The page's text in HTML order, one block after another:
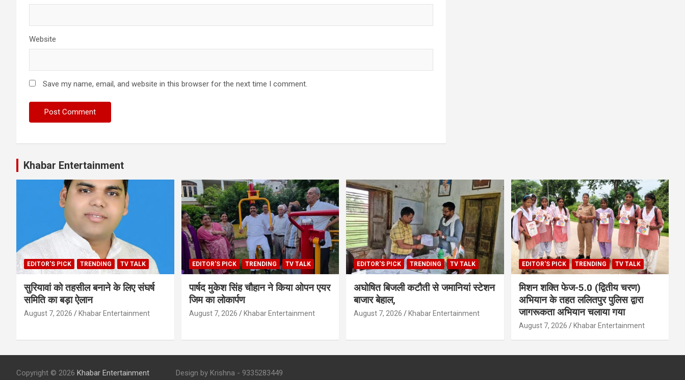
Website
Save my name, email, and website in this browser for the next time I comment.
Khabar Entertainment
EDITOR'S PICK TRENDING TV TALK
सुरियावां को तहसील बनाने के लिए संघर्ष
समिति का बड़ा ऐलान
August 7, 2026 Khabar Entertainment
EDITOR'S PICK TRENDING TV TALK
पार्षद मुकेश सिंह चौहान ने किया ओपन एयर
जिम का लोकार्पण
August 7, 2026 Khabar Entertainment
EDITOR'S PICK TRENDING TV TALK
अघोषित बिजली कटौती से जमानियां स्टेशन
बाजार बेहाल,
August 7, 2026 Khabar Entertainment
EDITOR'S PICK TRENDING TV TALK
मिशन शक्ति फेज-5.0 (द्वितीय चरण)
अभियान के तहत ललितपुर पुलिस द्वारा
जागरूकता अभियान चलाया गया
August 7, 2026 Khabar Entertainment
Copyright © 2026 Khabar Entertainment Design by Krishna - 9335283449